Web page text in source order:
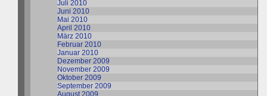
Juli 2010
Juni 2010
Mai 2010
April 2010
März 2010
Februar 2010
Januar 2010
Dezember 2009
November 2009
Oktober 2009
September 2009
August 2009